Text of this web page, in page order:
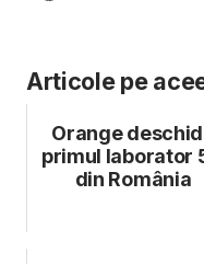
Articole pe
Orange
primul laborator
din România